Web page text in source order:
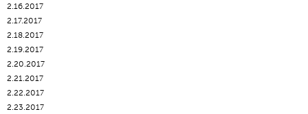
2.16.2017
2.17.2017
2.18.2017
2.19.2017
2.20.2017
2.21.2017
2.22.2017
2.23.2017